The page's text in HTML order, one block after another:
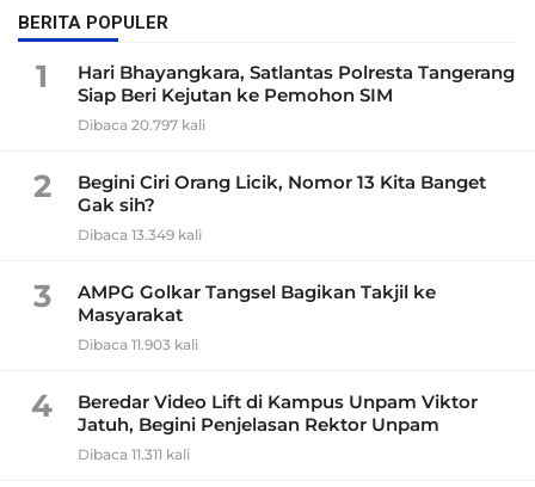
BERITA POPULER
1
Hari Bhayangkara, Satlantas Polresta Tangerang
Siap Beri Kejutan ke Pemohon SIM
Dibaca 20.797 kali
2
Begini Ciri Orang Licik, Nomor 13 Kita Banget
Gak sih?
Dibaca 13.349 kali
3
AMPG Golkar Tangsel Bagikan Takjil ke
Masyarakat
Dibaca 11.903 kali
4
Beredar Video Lift di Kampus Unpam Viktor
Jatuh, Begini Penjelasan Rektor Unpam
Dibaca 11.311 kali